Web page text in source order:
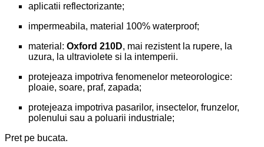
aplicatii reflectorizante;
impermeabila, material 100% waterproof;
material: Oxford 210D, mai rezistent la rupere, la
uzura, la ultraviolete si la intemperii.
protejeaza impotriva fenomenelor meteorologice:
ploaie, soare, praf, zapada;
protejeaza impotriva pasarilor, insectelor, frunzelor,
polenului sau a poluarii industriale;
Pret pe bucata.